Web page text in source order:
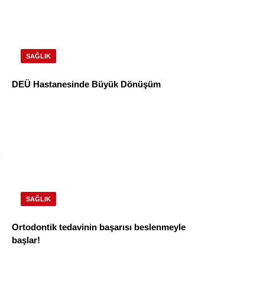
SAĞLIK
DEÜ Hastanesinde Büyük Dönüşüm
SAĞLIK
Ortodontik tedavinin başarısı beslenmeyle
başlar!